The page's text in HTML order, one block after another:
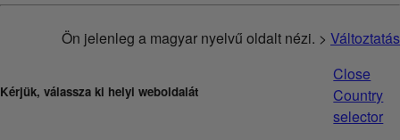
Ön jelenleg a magyar nyelvű oldalt nézi. > Változtatás
Kérjük, válassza ki helyi weboldalát
Close
Country
selector